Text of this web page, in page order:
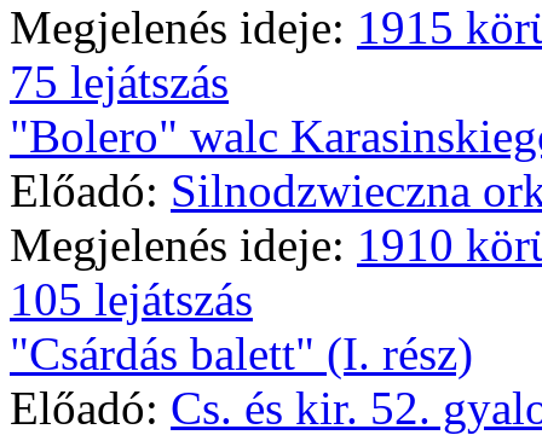
Megjelenés ideje: 1915
75 lejátszás
"Bolero" walc
Előadó: Silnodzwieczna
Megjelenés ideje: 1910
105 lejátszás
"Csárdás balett" (I. rész)
Előadó: Cs. és kir. 52.